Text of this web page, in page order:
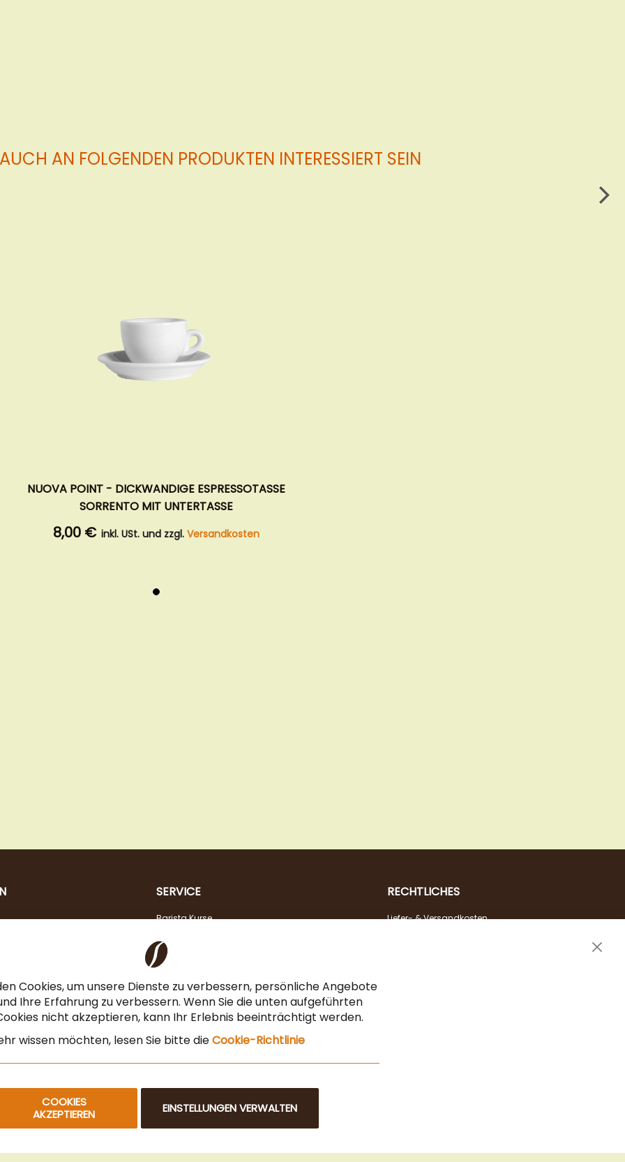
AN FOLGENDEN PRODUKTEN INTERESSIERT SEIN
NUOVA POINT - DICKWANDIGE ESPRESSOTASSE
SORRENTO MIT UNTERTASSE
8,00 € inkl. USt. und zzgl. Versandkosten
SERVICE
Barista Kurse
Verkostung
Angebot für Gastronomie & Büro
Newsletteranmeldung
RECHTLICHES
Liefer- & Versandkosten
© 2025 Beans Kaffeehandel OG. Alle Rechte vorbehalten.
Cookies, um unsere Dienste zu verbessern, persönliche Angebote
Ihre Erfahrung zu verbessern. Wenn Sie die unten aufgeführten
nicht akzeptieren, kann Ihr Erlebnis beeinträchtigt werden.
wissen möchten, lesen Sie bitte dieCookie-Richtlinie
COOKIES
AKZEPTIEREN
EINSTELLUNGEN VERWALTEN